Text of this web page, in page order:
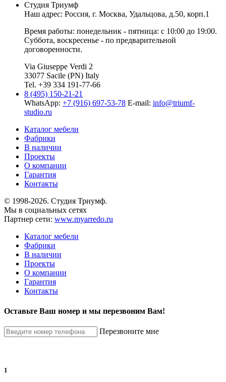
Студия Триумф
Наш адрес: Россия, г. Москва, Удальцова, д.50, корп.1
Время работы: понедельник - пятница: с 10:00 до 19:00.
Суббота, воскресенье - по предварительной
договоренности.
Via Giuseppe Verdi 2
33077 Sacile (PN) Italy
Tel. +39 334 191-77-66
8 (495) 150-21-21
WhatsApp: +7 (916) 697-53-78 E-mail: info@triumf-
studio.ru
Каталог мебели
Фабрики
В наличии
Проекты
О компании
Гарантия
Контакты
© 1998-2026. Студия Триумф.
Мы в социальных сетях
Партнер сети: www.myarredo.ru
Каталог мебели
Фабрики
В наличии
Проекты
О компании
Гарантия
Контакты
Оставьте Ваш номер и мы перезвоним Вам!
Перезвоните мне
1